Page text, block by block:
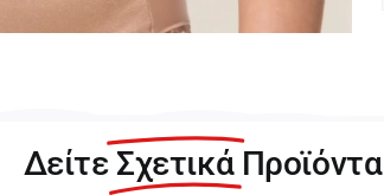
Δείτε Σχετικά Προϊόντα